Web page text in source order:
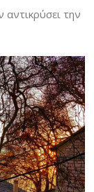
την